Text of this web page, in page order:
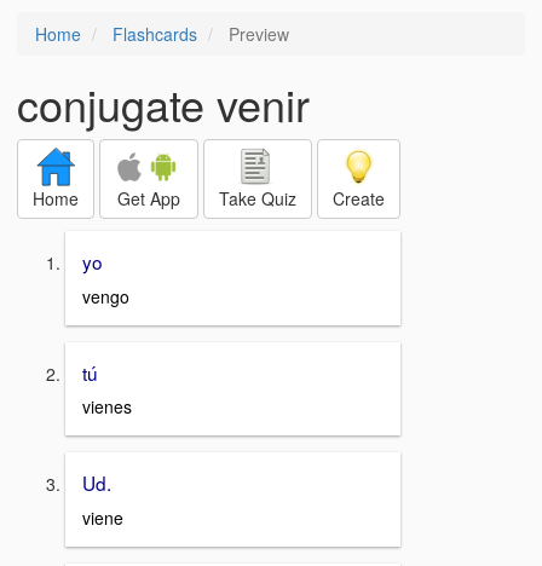
Home Flashcards Preview
conjugate venir
Home Get App Take Quiz Create
yo
vengo
tú
vienes
Ud.
viene